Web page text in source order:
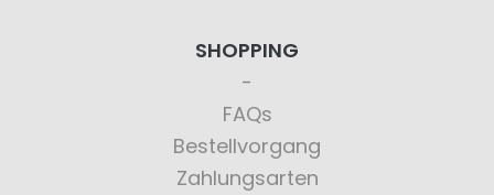
SHOPPING
FAQs
Bestellvorgang
Zahlungsarten